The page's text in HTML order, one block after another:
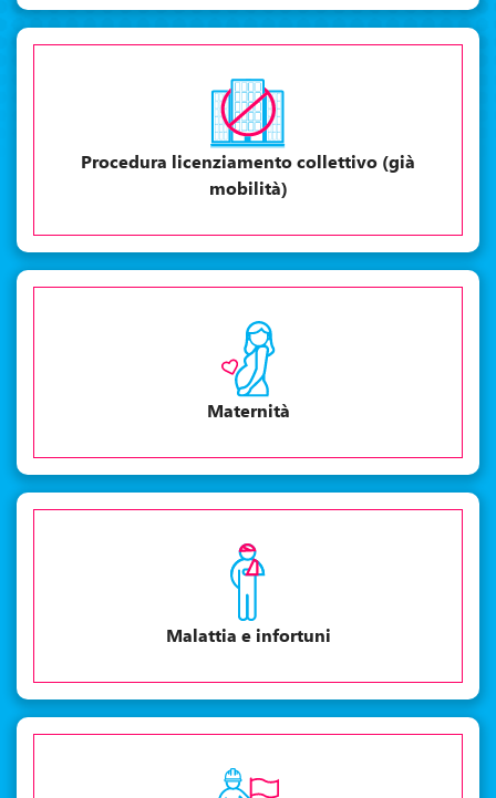
Procedura licenziamento collettivo (già
mobilità)
Maternità
Malattia e infortuni